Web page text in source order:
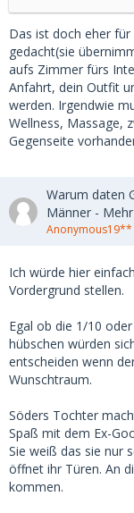
Das ist doch eher
gedacht(sie
aufs Zimmer fürs
Anfahrt, dein Outfit
werden. Irgendwie
Wellness, Massage,
Gegenseite
Warum daten
Männer -
Anonymous19**
Ich würde hier
Vordergrund stellen.
Egal ob die 1/10
hübschen würden
entscheiden wenn
Wunschtraum.
Söders Tochter
Spaß mit dem Ex-
Sie weiß das sie nur
öffnet ihr Türen. An
kommen.